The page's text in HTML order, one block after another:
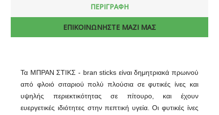
ΠΕΡΙΓΡΑΦΗ
ΕΠΙΚΟΙΝΩΝΗΣΤΕ ΜΑΖΙ ΜΑΣ
Τα ΜΠΡΑΝ ΣΤΙΚΣ - bran sticks είναι δημητριακά πρωινού
από φλοιό σιταριού πολύ πλούσια σε φυτικές ίνες και
υψηλής περιεκτικότητας σε πίτουρο, και έχουν
ευεργετικές ιδιότητες στην πεπτική υγεία. Οι φυτικές ίνες